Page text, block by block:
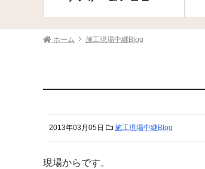
ホーム 施工現場中継Blog
2013年03月05日 施工現場中継Blog
現場からです。